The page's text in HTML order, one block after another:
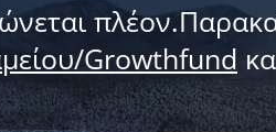
Growthfund